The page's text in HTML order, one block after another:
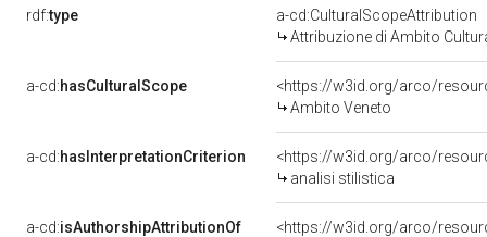
rdf:type
a-cd:CulturalScopeAttribution
Attribuzione di Ambito
a-cd:hasCulturalScope
<https://w3id.org/arco/
Ambito Veneto
a-cd:hasInterpretationCriterion
<https://w3id.org/arco/
analisi stilistica
a-cd:isAuthorshipAttributionOf
<https://w3id.org/arco/